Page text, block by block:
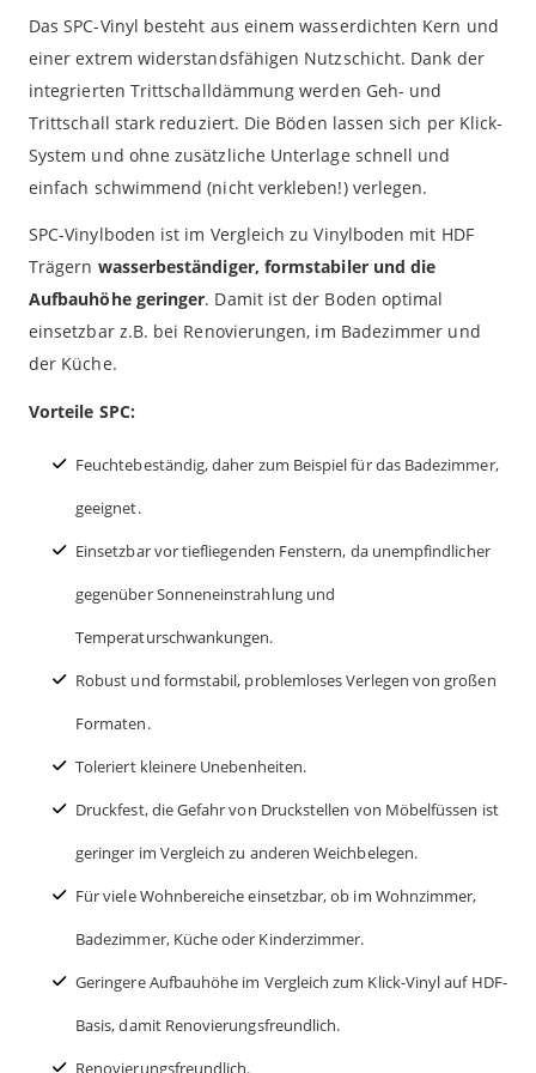
Das SPC-Vinyl besteht aus einem wasserdichten Kern und
einer extrem widerstandsfähigen Nutzschicht. Dank der
integrierten Trittschalldämmung werden Geh- und
Trittschall stark reduziert. Die Böden lassen sich per Klick-
System und ohne zusätzliche Unterlage schnell und
einfach schwimmend (nicht verkleben!) verlegen.
SPC-Vinylboden ist im Vergleich zu Vinylboden mit HDF
Trägern wasserbeständiger, formstabiler und die
Aufbauhöhe geringer. Damit ist der Boden optimal
einsetzbar z.B. bei Renovierungen, im Badezimmer und
der Küche.
Vorteile SPC:
Feuchtebeständig, daher zum Beispiel für das Badezimmer,
geeignet.
Einsetzbar vor tiefliegenden Fenstern, da unempfindlicher
gegenüber Sonneneinstrahlung und
Temperaturschwankungen.
Robust und formstabil, problemloses Verlegen von großen
Formaten.
Toleriert kleinere Unebenheiten.
Druckfest, die Gefahr von Druckstellen von Möbelfüssen ist
geringer im Vergleich zu anderen Weichbelegen.
Für viele Wohnbereiche einsetzbar, ob im Wohnzimmer,
Badezimmer, Küche oder Kinderzimmer.
Geringere Aufbauhöhe im Vergleich zum Klick-Vinyl auf HDF-
Basis, damit Renovierungsfreundlich.
Renovierungsfreundlich.